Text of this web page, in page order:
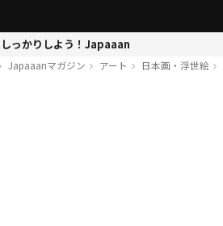
っかりしよう！Japaaan
Japaaanマガジン アート 日本画・浮世絵